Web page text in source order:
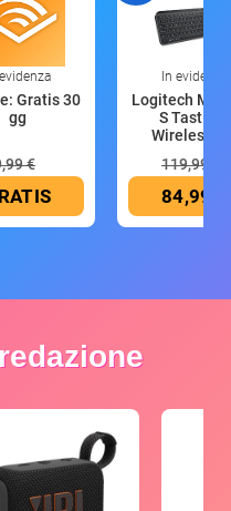
Gratis 30
gg
€
In evidenza
Logitech MX
S Tastiera
Wireless
119,99 €
84,99 €